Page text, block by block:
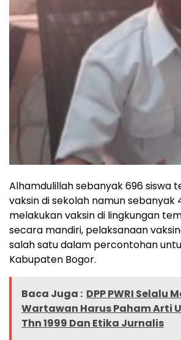
Alhamdulillah sebanyak 696 siswa
vaksin di sekolah namun sebanyak
melakukan vaksin di lingkungan
secara mandiri, pelaksanaan
salah satu dalam percontohan
Kabupaten Bogor.
Baca Juga : DPP PWRI Selalu
Wartawan Harus Paham Arti
Thn 1999 Dan Etika Jurnalis